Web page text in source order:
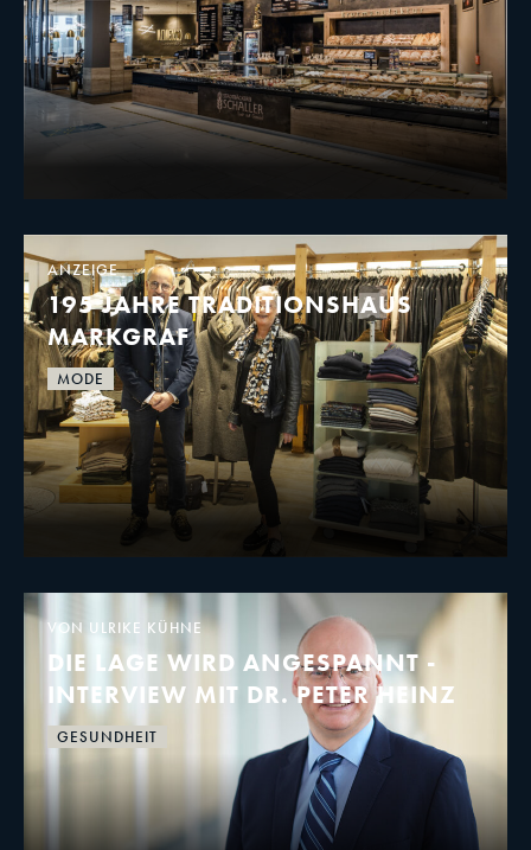
ANZEIGE
195 JAHRE TRADITIONSHAUS
MARKGRAF
MODE
VON ULRIKE KÜHNE
DIE LAGE WIRD ANGESPANNT -
INTERVIEW MIT DR. PETER HEINZ
GESUNDHEIT